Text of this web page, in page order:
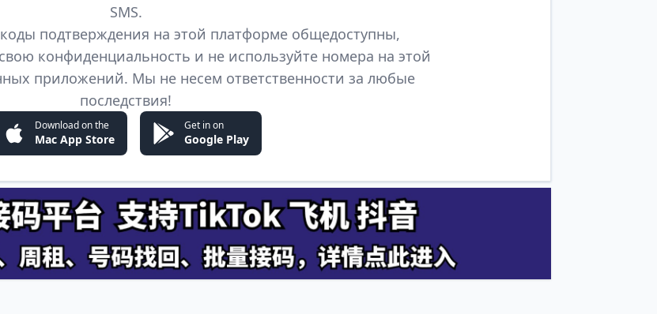
SMS.
подтверждения на этой платформе общедоступны,
конфиденциальность и не используйте номера на этой
приложений. Мы не несем ответственности за любые
последствия!
Download on the
Mac App Store
Get in on
Google Play